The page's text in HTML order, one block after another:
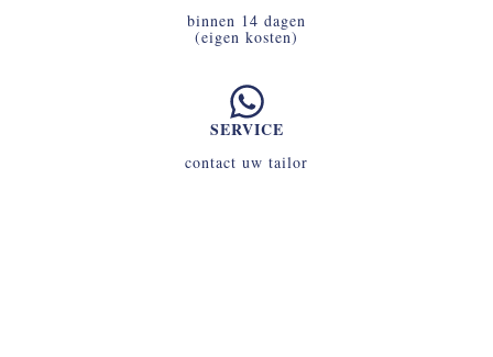
binnen 14 dagen
(eigen kosten)
SERVICE
contact uw tailor